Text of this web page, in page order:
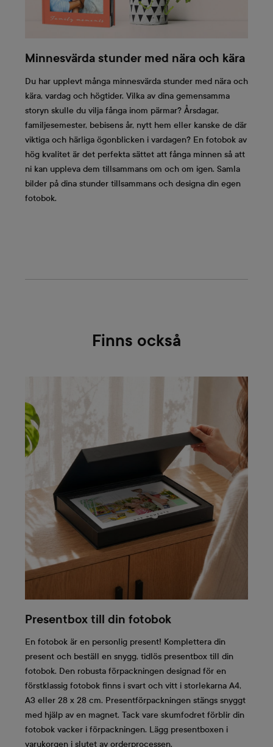
Minnesvärda stunder med nära och kära
Du har upplevt många minnesvärda stunder med nära och
kära, vardag och högtider. Vilka av dina gemensamma
storyn skulle du vilja fånga inom pärmar? Årsdagar,
familjesemester, bebisens år, nytt hem eller kanske de där
viktiga och härliga ögonblicken i vardagen? En fotobok av
hög kvalitet är det perfekta sättet att fånga minnen så att
ni kan uppleva dem tillsammans om och om igen. Samla
bilder på dina stunder tillsammans och designa din egen
fotobok.
Finns också
Presentbox till din fotobok
En fotobok är en personlig present! Komplettera din
present och beställ en snygg, tidlös presentbox till din
fotobok. Den robusta förpackningen designad för en
förstklassig fotobok finns i svart och vitt i storlekarna A4,
A3 eller 28 x 28 cm. Presentförpackningen stängs snyggt
med hjälp av en magnet. Tack vare skumfodret förblir din
fotobok vacker i förpackningen. Lägg presentboxen i
varukorgen i slutet av orderprocessen.